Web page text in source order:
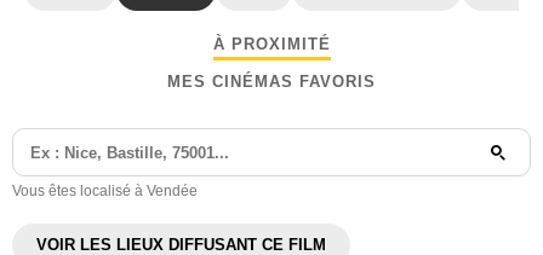
À PROXIMITÉ
MES CINÉMAS FAVORIS
Vous êtes localisé à Vendée
VOIR LES LIEUX DIFFUSANT CE FILM